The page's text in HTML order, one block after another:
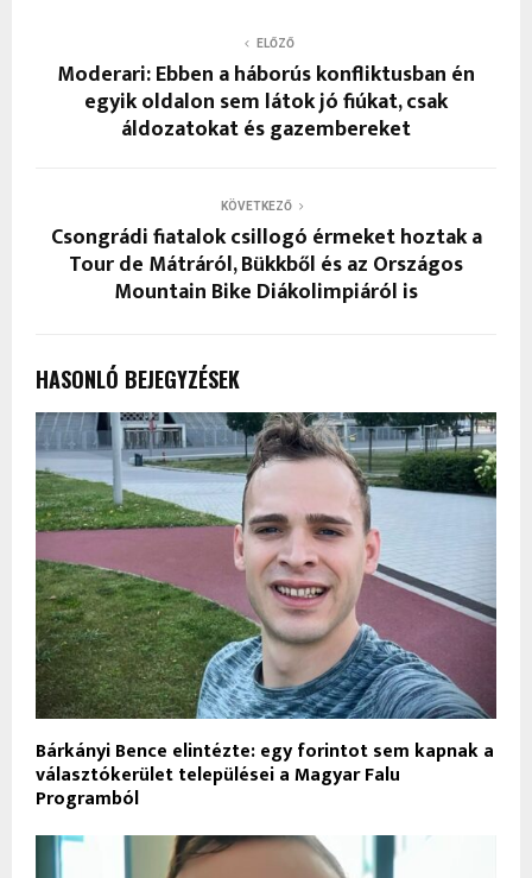
ELŐZŐ
Moderari: Ebben a háborús konfliktusban én
egyik oldalon sem látok jó fiúkat, csak
áldozatokat és gazembereket
KÖVETKEZŐ
Csongrádi fiatalok csillogó érmeket hoztak a
Tour de Mátráról, Bükkből és az Országos
Mountain Bike Diákolimpiáról is
HASONLÓ BEJEGYZÉSEK
Bárkányi Bence elintézte: egy forintot sem kapnak a
választókerület települései a Magyar Falu
Programból